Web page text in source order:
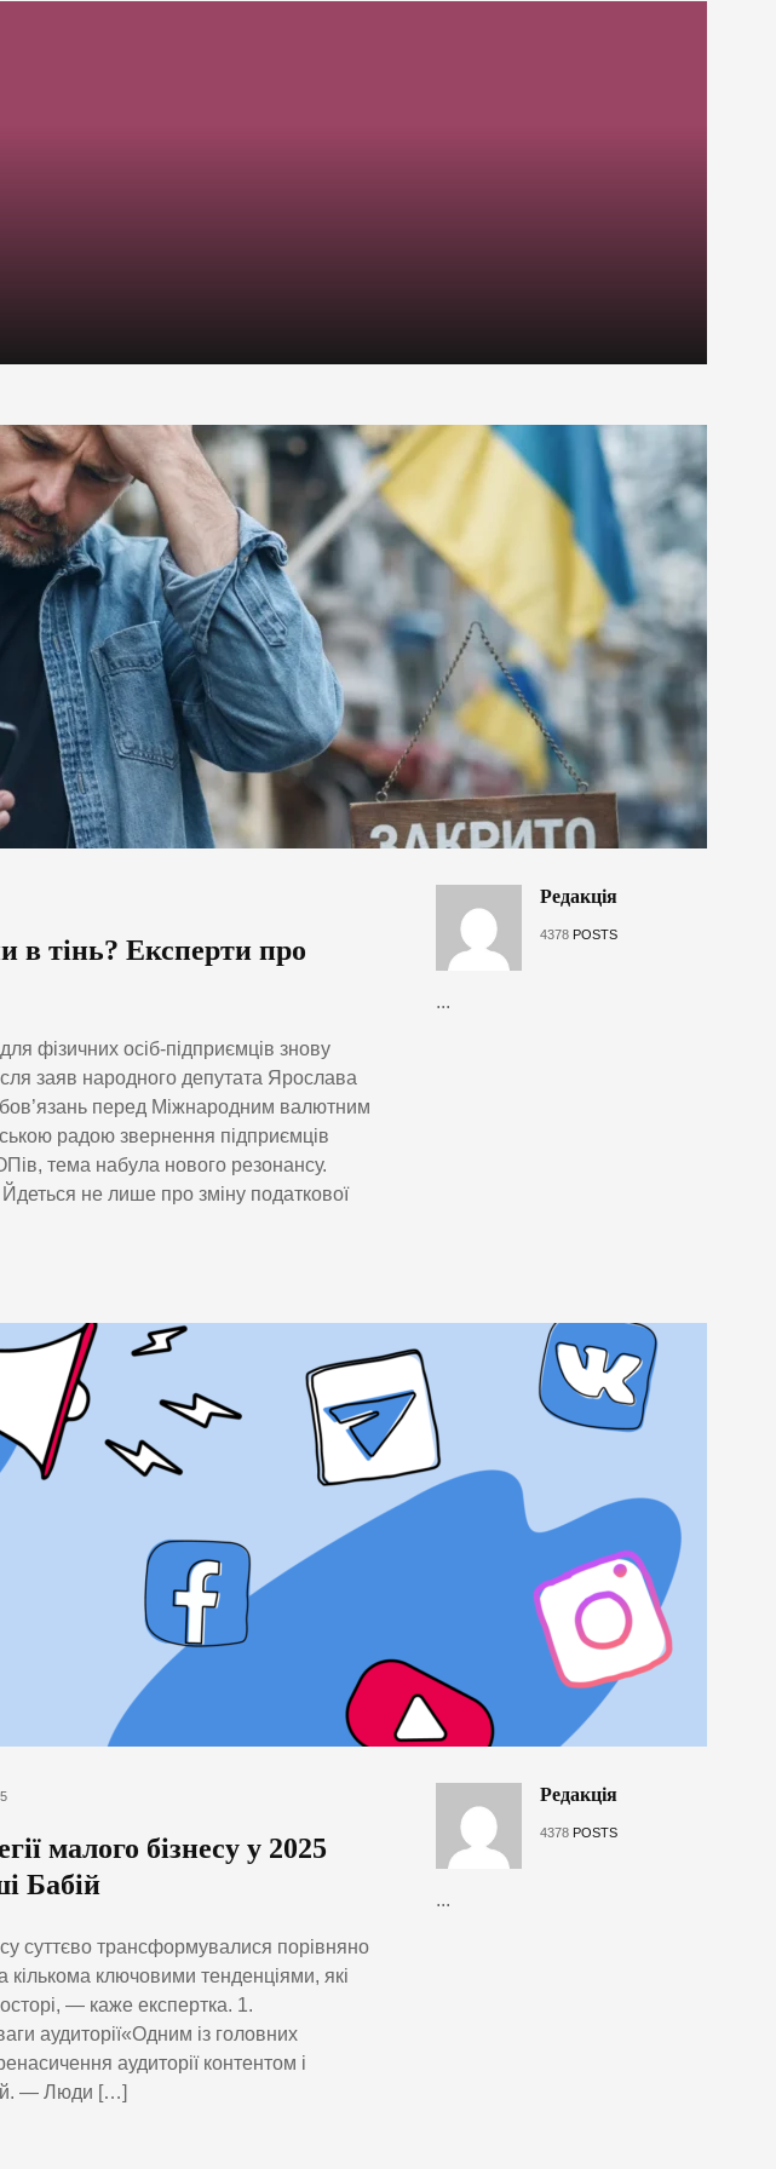
тінь? Експерти про
фізичних осіб-підприємців знову
заяв народного депутата Ярослава
перед Міжнародним валютним
радою звернення підприємців
тема набула нового резонансу.
не лише про зміну податкової
Редакція
4378 POSTS
...
малого бізнесу у 2025
Бабій
суттєво трансформувалися порівняно
ключовими тенденціями, які
— каже експертка. 1.
аудиторії«Одним із головних
аудиторії контентом і
— Люди […]
Редакція
4378 POSTS
...